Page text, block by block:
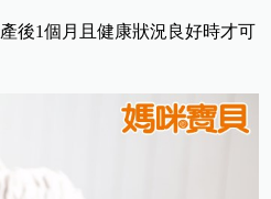
後1個月且健康狀況良好時才可